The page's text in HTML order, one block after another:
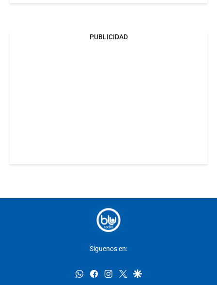
PUBLICIDAD
Síguenos en:
whatsappfacebookinstagram
twittergoogle